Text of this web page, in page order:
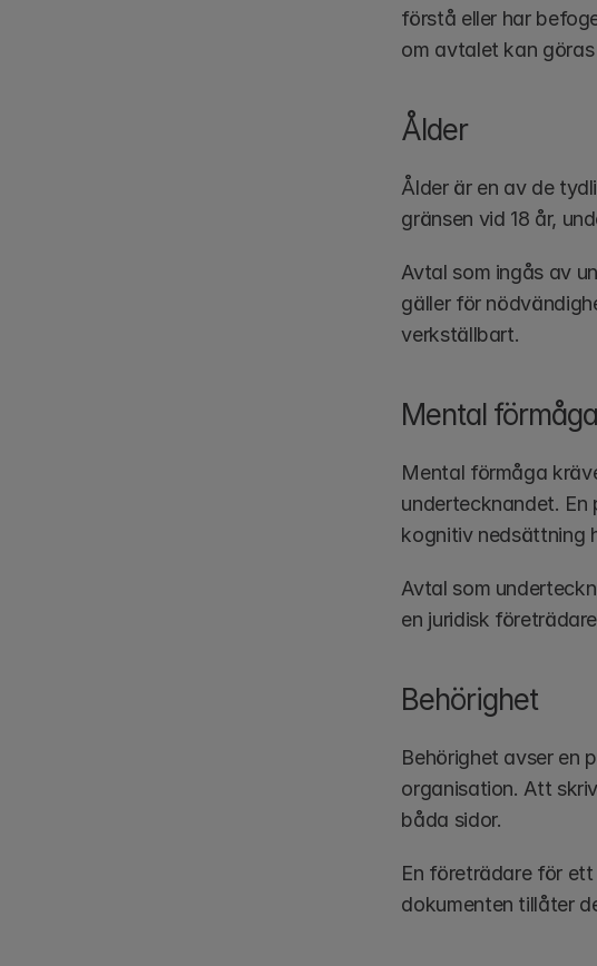
förstå eller har
om avtalet kan göras
Ålder
Ålder är en av de
gränsen vid 18 år,
Avtal som ingås av
gäller för
verkställbart.
Mental förmåga
Mental förmåga
undertecknandet. En
kognitiv nedsättning
Avtal som
en juridisk
Behörighet
Behörighet avser en
organisation. Att
båda sidor.
En företrädare för
dokumenten tillåter